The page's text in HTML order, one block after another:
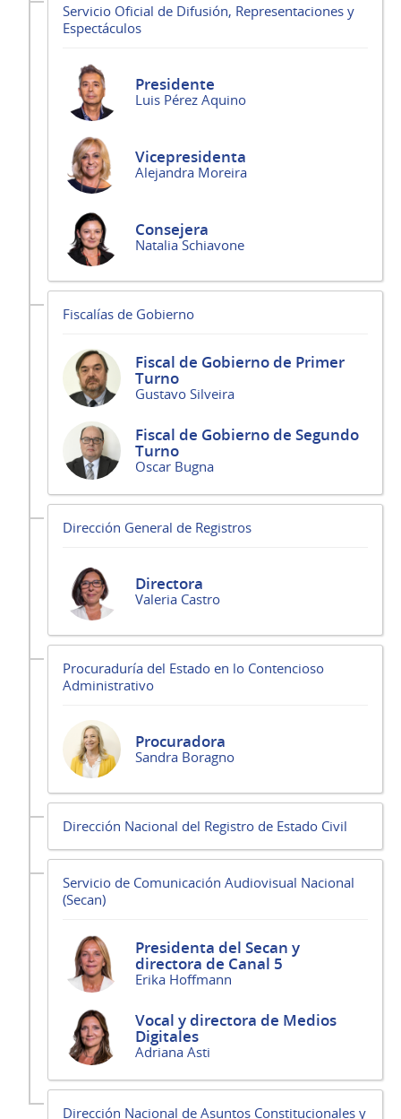
Servicio Oficial de Difusión, Representaciones y
Espectáculos
Presidente
Luis Pérez Aquino
Vicepresidenta
Alejandra Moreira
Consejera
Natalia Schiavone
Fiscalías de Gobierno
Fiscal de Gobierno de Primer
Turno
Gustavo Silveira
Fiscal de Gobierno de Segundo
Turno
Oscar Bugna
Dirección General de Registros
Directora
Valeria Castro
Procuraduría del Estado en lo Contencioso
Administrativo
Procuradora
Sandra Boragno
Dirección Nacional del Registro de Estado Civil
Servicio de Comunicación Audiovisual Nacional
(Secan)
Presidenta del Secan y
directora de Canal 5
Erika Hoffmann
Vocal y directora de Medios
Digitales
Adriana Asti
Dirección Nacional de Asuntos Constitucionales y